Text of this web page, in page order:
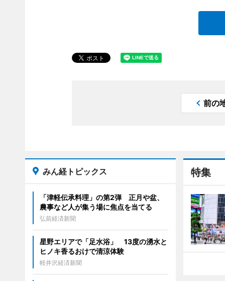
前の
特集
みん経トピックス
「津軽伝承料理」の第2弾 正月や盆、
農事など人が集う場に焦点を当てる
弘前経済新聞
星野エリアで「足水浴」 13度の湧水と
ヒノキ香るおけで清涼体験
軽井沢経済新聞